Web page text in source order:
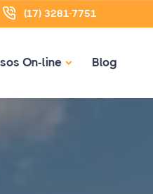
(17) 3281-7751
On-line Blog